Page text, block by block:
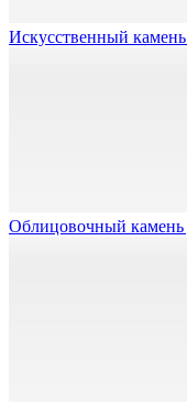
Искусственный
Облицовочный камень